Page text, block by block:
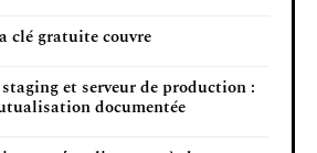
clé gratuite couvre
staging et serveur de production :
documentée